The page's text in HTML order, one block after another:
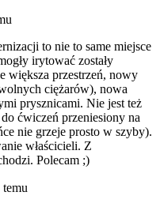
to nie to same miejsce
irytować zostały
większa przestrzeń, nowy
ciężarów), nowa
prysznicami. Nie jest też
ćwiczeń przeniesiony na
nie grzeje prosto w szyby).
właścicieli. Z
Polecam ;)
temu